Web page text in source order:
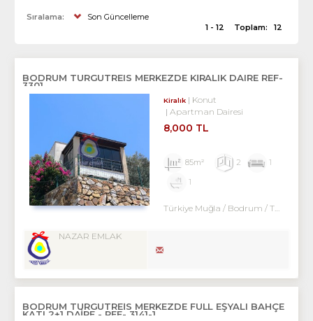
Sıralama:
Son Güncelleme
1 - 12
Toplam: 12
BODRUM TURGUTREIS MERKEZDE KİRALIK DAIRE REF-
3301
Kiralık
Konut
Apartman Dairesi
8,000 TL
85m² 2
1
1
Türkiye Muğla / Bodrum / Turgutreis
NAZAR EMLAK
BODRUM TURGUTREİS MERKEZDE FULL EŞYALI BAHÇE
KATI 2+1 DAİRE - REF- 3141-1